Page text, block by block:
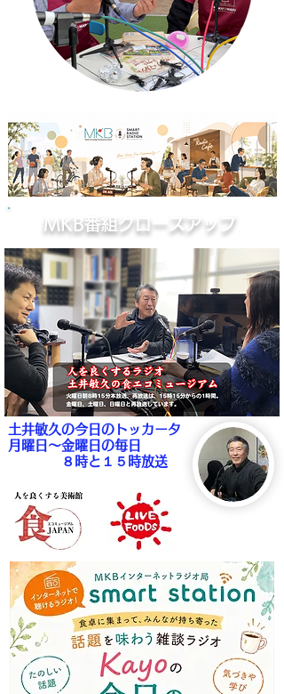
MKB番組クローズアップ
土井敏久の今日のトッカータ
月曜日～金曜日の毎日
８時と１５時放送